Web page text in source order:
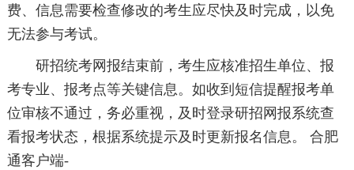
费、信息需要检查修改的考生应尽快及时完成，以免
无法参与考试。
研招统考网报结束前，考生应核准招生单位、报
考专业、报考点等关键信息。如收到短信提醒报考单
位审核不通过，务必重视，及时登录研招网报系统查
看报考状态，根据系统提示及时更新报名信息。 合肥
通客户端-